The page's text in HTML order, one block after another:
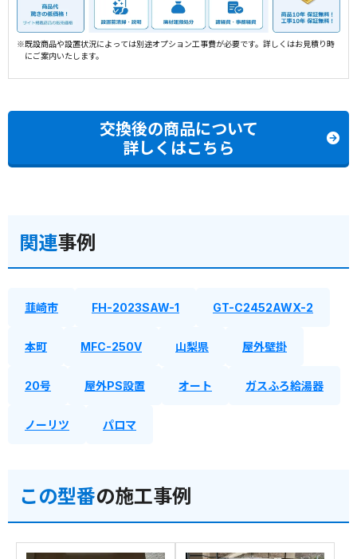
※既設商品や設置状況によっては別途オプション工事費が必要です。詳しくはお見積り時
にご案内いたします。
交換後の商品について
詳しくはこちら
関連事例
韮崎市 FH-2023SAW-1 GT-C2452AWX-2
本町 MFC-250V 山梨県 屋外壁掛
20号 屋外PS設置 オート ガスふろ給湯器
ノーリツ パロマ
この型番の施工事例